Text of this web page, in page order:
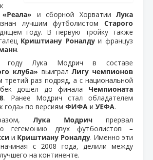
«Реала» и сборной ХорватииЛука
лучшим футболистом Старого
году. В первую тройку также
Криштиану Роналдуи француз
.
году Лука Модрич в составе
клуба» выигралЛигу чемпионов
третий раз подряд, а с национальной
дошел до финала Чемпионата
. Ранее Модрич стал обладателем
года» по версиям ФИФА и УЕФА.
Лука Модрич прервал
гегемонию двух футболистов –
и Криштиану Роналду. Именно эти
с 2008 года, делили между
на континенте.